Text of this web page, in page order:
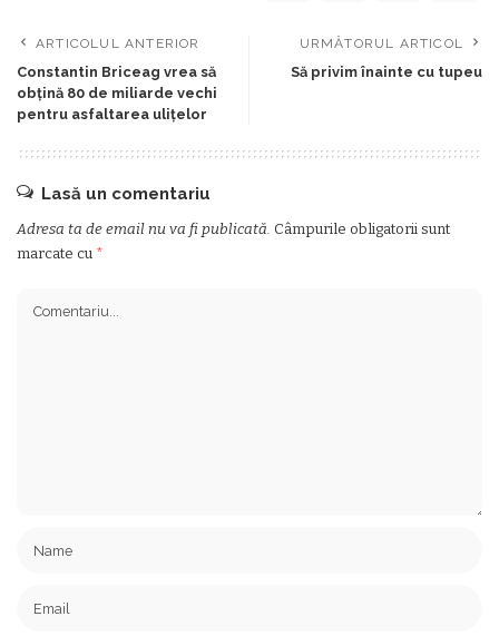
ARTICOLUL ANTERIOR
Constantin Briceag vrea să
obţină 80 de miliarde vechi
pentru asfaltarea uliţelor
URMĂTORUL ARTICOL
Să privim înainte cu tupeu
Lasă un comentariu
Adresa ta de email nu va fi publicată. Câmpurile obligatorii sunt
marcate cu *